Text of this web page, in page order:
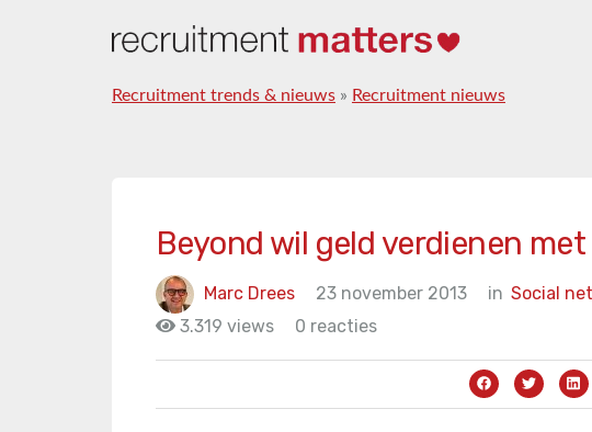
Recruitment trends & nieuws » Recruitment nieuws
Beyond wil geld verdienen
Marc Drees 23 november 2013 in Social
3.319 views
0 reacties